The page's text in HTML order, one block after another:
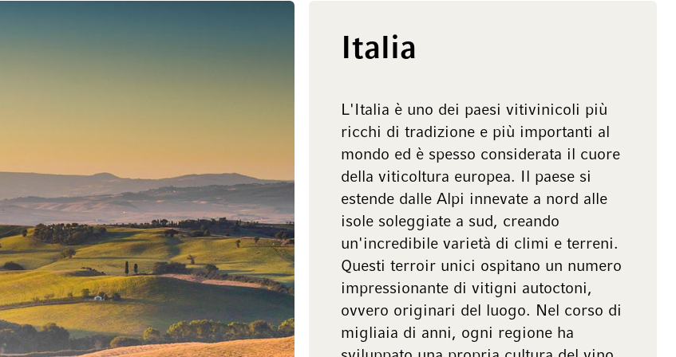
Italia
L'Italia è uno dei paesi vitivinicoli più
ricchi di tradizione e più importanti al
mondo ed è spesso considerata il cuore
della viticoltura europea. Il paese si
estende dalle Alpi innevate a nord alle
isole soleggiate a sud, creando
un'incredibile varietà di climi e terreni.
Questi terroir unici ospitano un numero
impressionante di vitigni autoctoni,
ovvero originari del luogo. Nel corso di
migliaia di anni, ogni regione ha